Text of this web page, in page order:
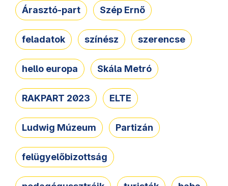
Árasztó-part Szép Ernő
feladatok színész szerencse
hello europa Skála Metró
RAKPART 2023 ELTE
Ludwig Múzeum Partizán
felügyelőbizottság